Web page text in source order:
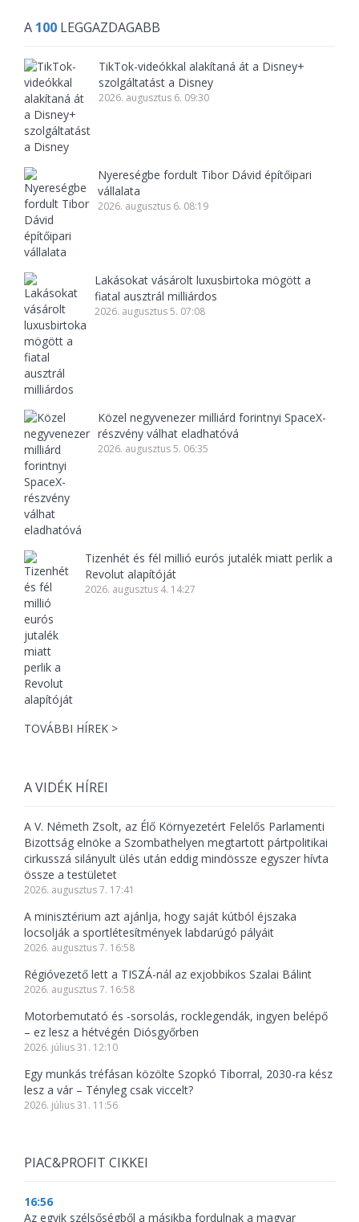
A 100 LEGGAZDAGABB
TikTok-videókkal alakítaná át a Disney+
szolgáltatást a Disney
2026. augusztus 6. 09:30
Nyereségbe fordult Tibor Dávid építőipari
vállalata
2026. augusztus 6. 08:19
Lakásokat vásárolt luxusbirtoka mögött a
fiatal ausztrál milliárdos
2026. augusztus 5. 07:08
Közel negyvenezer milliárd forintnyi SpaceX-
részvény válhat eladhatóvá
2026. augusztus 5. 06:35
Tizenhét és fél millió eurós jutalék miatt perlik a
Revolut alapítóját
2026. augusztus 4. 14:27
TOVÁBBI HÍREK >
A VIDÉK HÍREI
A V. Németh Zsolt, az Élő Környezetért Felelős Parlamenti
Bizottság elnöke a Szombathelyen megtartott pártpolitikai
cirkusszá silányult ülés után eddig mindössze egyszer hívta
össze a testületet
2026. augusztus 7. 17:41
A minisztérium azt ajánlja, hogy saját kútból éjszaka
locsolják a sportlétesítmények labdarúgó pályáit
2026. augusztus 7. 16:58
Régióvezető lett a TISZÁ-nál az exjobbikos Szalai Bálint
2026. augusztus 7. 16:58
Motorbemutató és -sorsolás, rocklegendák, ingyen belépő
– ez lesz a hétvégén Diósgyőrben
2026. július 31. 12:10
Egy munkás tréfásan közölte Szopkó Tiborral, 2030-ra kész
lesz a vár – Tényleg csak viccelt?
2026. július 31. 11:56
PIAC&PROFIT CIKKEI
16:56
Az egyik szélsőségből a másikba fordulnak a magyar